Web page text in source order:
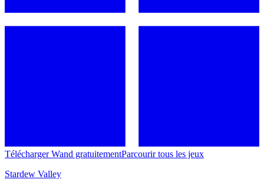
Télécharger Wand gratuitementParcourir tous les jeux
Stardew Valley